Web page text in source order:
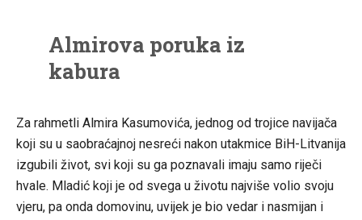
Almirova poruka iz
kabura
Za rahmetli Almira Kasumovića, jednog od trojice navijača
koji su u saobraćajnoj nesreći nakon utakmice BiH-Litvanija
izgubili život, svi koji su ga poznavali imaju samo riječi
hvale. Mladić koji je od svega u životu najviše volio svoju
vjeru, pa onda domovinu, uvijek je bio vedar i nasmijan i